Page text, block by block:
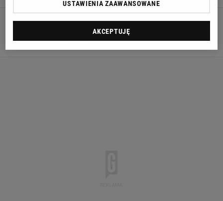
Vonn przeszła piątą operację i pokazała to
zdjęcie. Szok
Paweł Matys,21 LUTEGO 2026, 09:58
USTAWIENIA ZAAWANSOWANE
AKCEPTUJĘ